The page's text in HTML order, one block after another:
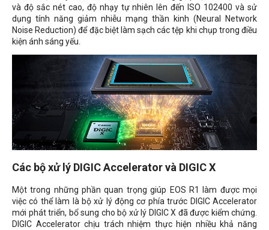
và độ sắc nét cao, độ nhạy tự nhiên lên đến ISO 102400 và sử
dụng tính năng giảm nhiễu mạng thần kinh (Neural Network
Noise Reduction) để đặc biệt làm sạch các tệp khi chụp trong điều
kiện ánh sáng yếu.
Các bộ xử lý DIGIC Accelerator và DIGIC X
Một trong những phần quan trọng giúp EOS R1 làm được mọi
việc có thể làm là bộ xử lý động cơ phía trước DIGIC Accelerator
mới phát triển, bổ sung cho bộ xử lý DIGIC X đã được kiểm chứng.
DIGIC Accelerator chịu trách nhiệm thực hiện nhiều khả năng